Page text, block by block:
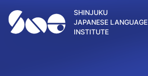
SHINJUKU
JAPANESE LANGUAGE
INSTITUTE